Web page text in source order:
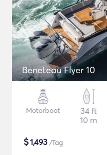
Beneteau Flyer 10
Motorboot
34 ft
10 m
$1,493 /Tag